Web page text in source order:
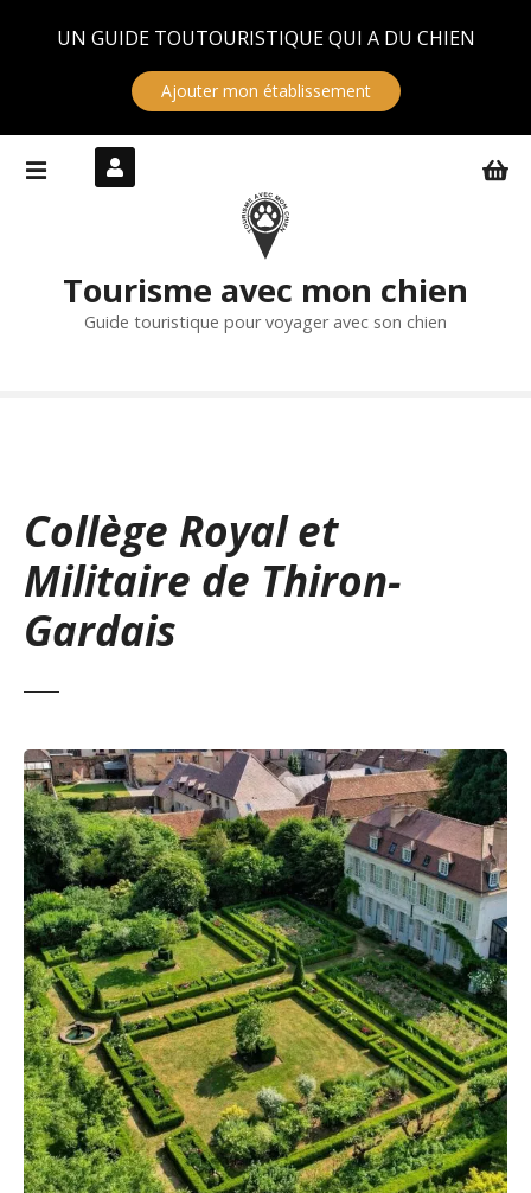
UN GUIDE TOUTOURISTIQUE QUI A DU CHIEN
Ajouter mon établissement
Tourisme avec mon chien
Guide touristique pour voyager avec son chien
Collège Royal et
Militaire de Thiron-
Gardais